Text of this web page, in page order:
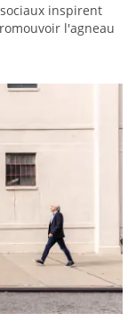
inspirent
l'agneau